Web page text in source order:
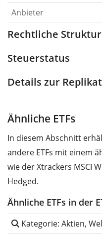
Anbieter
Rechtliche Struktur
Steuerstatus
Details zur
Ähnliche ETFs
In diesem Abschnitt
andere ETFs mit einem
wie der Xtrackers MSCI
Hedged.
Ähnliche ETFs in der
Kategorie: Aktien,